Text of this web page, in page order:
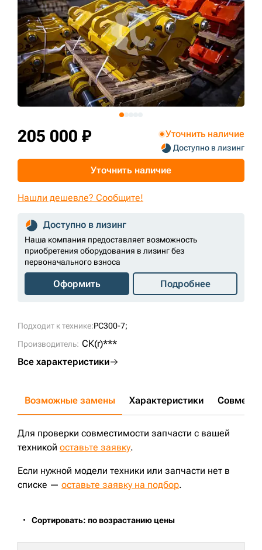
Подходит к технике:PC300-7;
Производитель: СК(r)***
Все характеристики
205 000 ₽ Уточнить наличие
Доступно в лизинг
Уточнить наличие
Нашли дешевле? Сообщите!
Доступно в лизинг
Наша компания предоставляет возможность
приобретения оборудования в лизинг без
первоначального взноса
Оформить Подробнее
Возможные замены Характеристики
Для проверки совместимости запчасти с вашей
техникой оставьте заявку.
Если нужной модели техники или запчасти нет в
списке — оставьте заявку на подбор.
Сортировать: по возрастанию цены
+7 (499) 394-50-93